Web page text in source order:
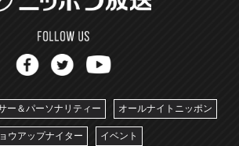
ー＆パーソナリティー オールナイトニッポン
ウアップナイター イベント